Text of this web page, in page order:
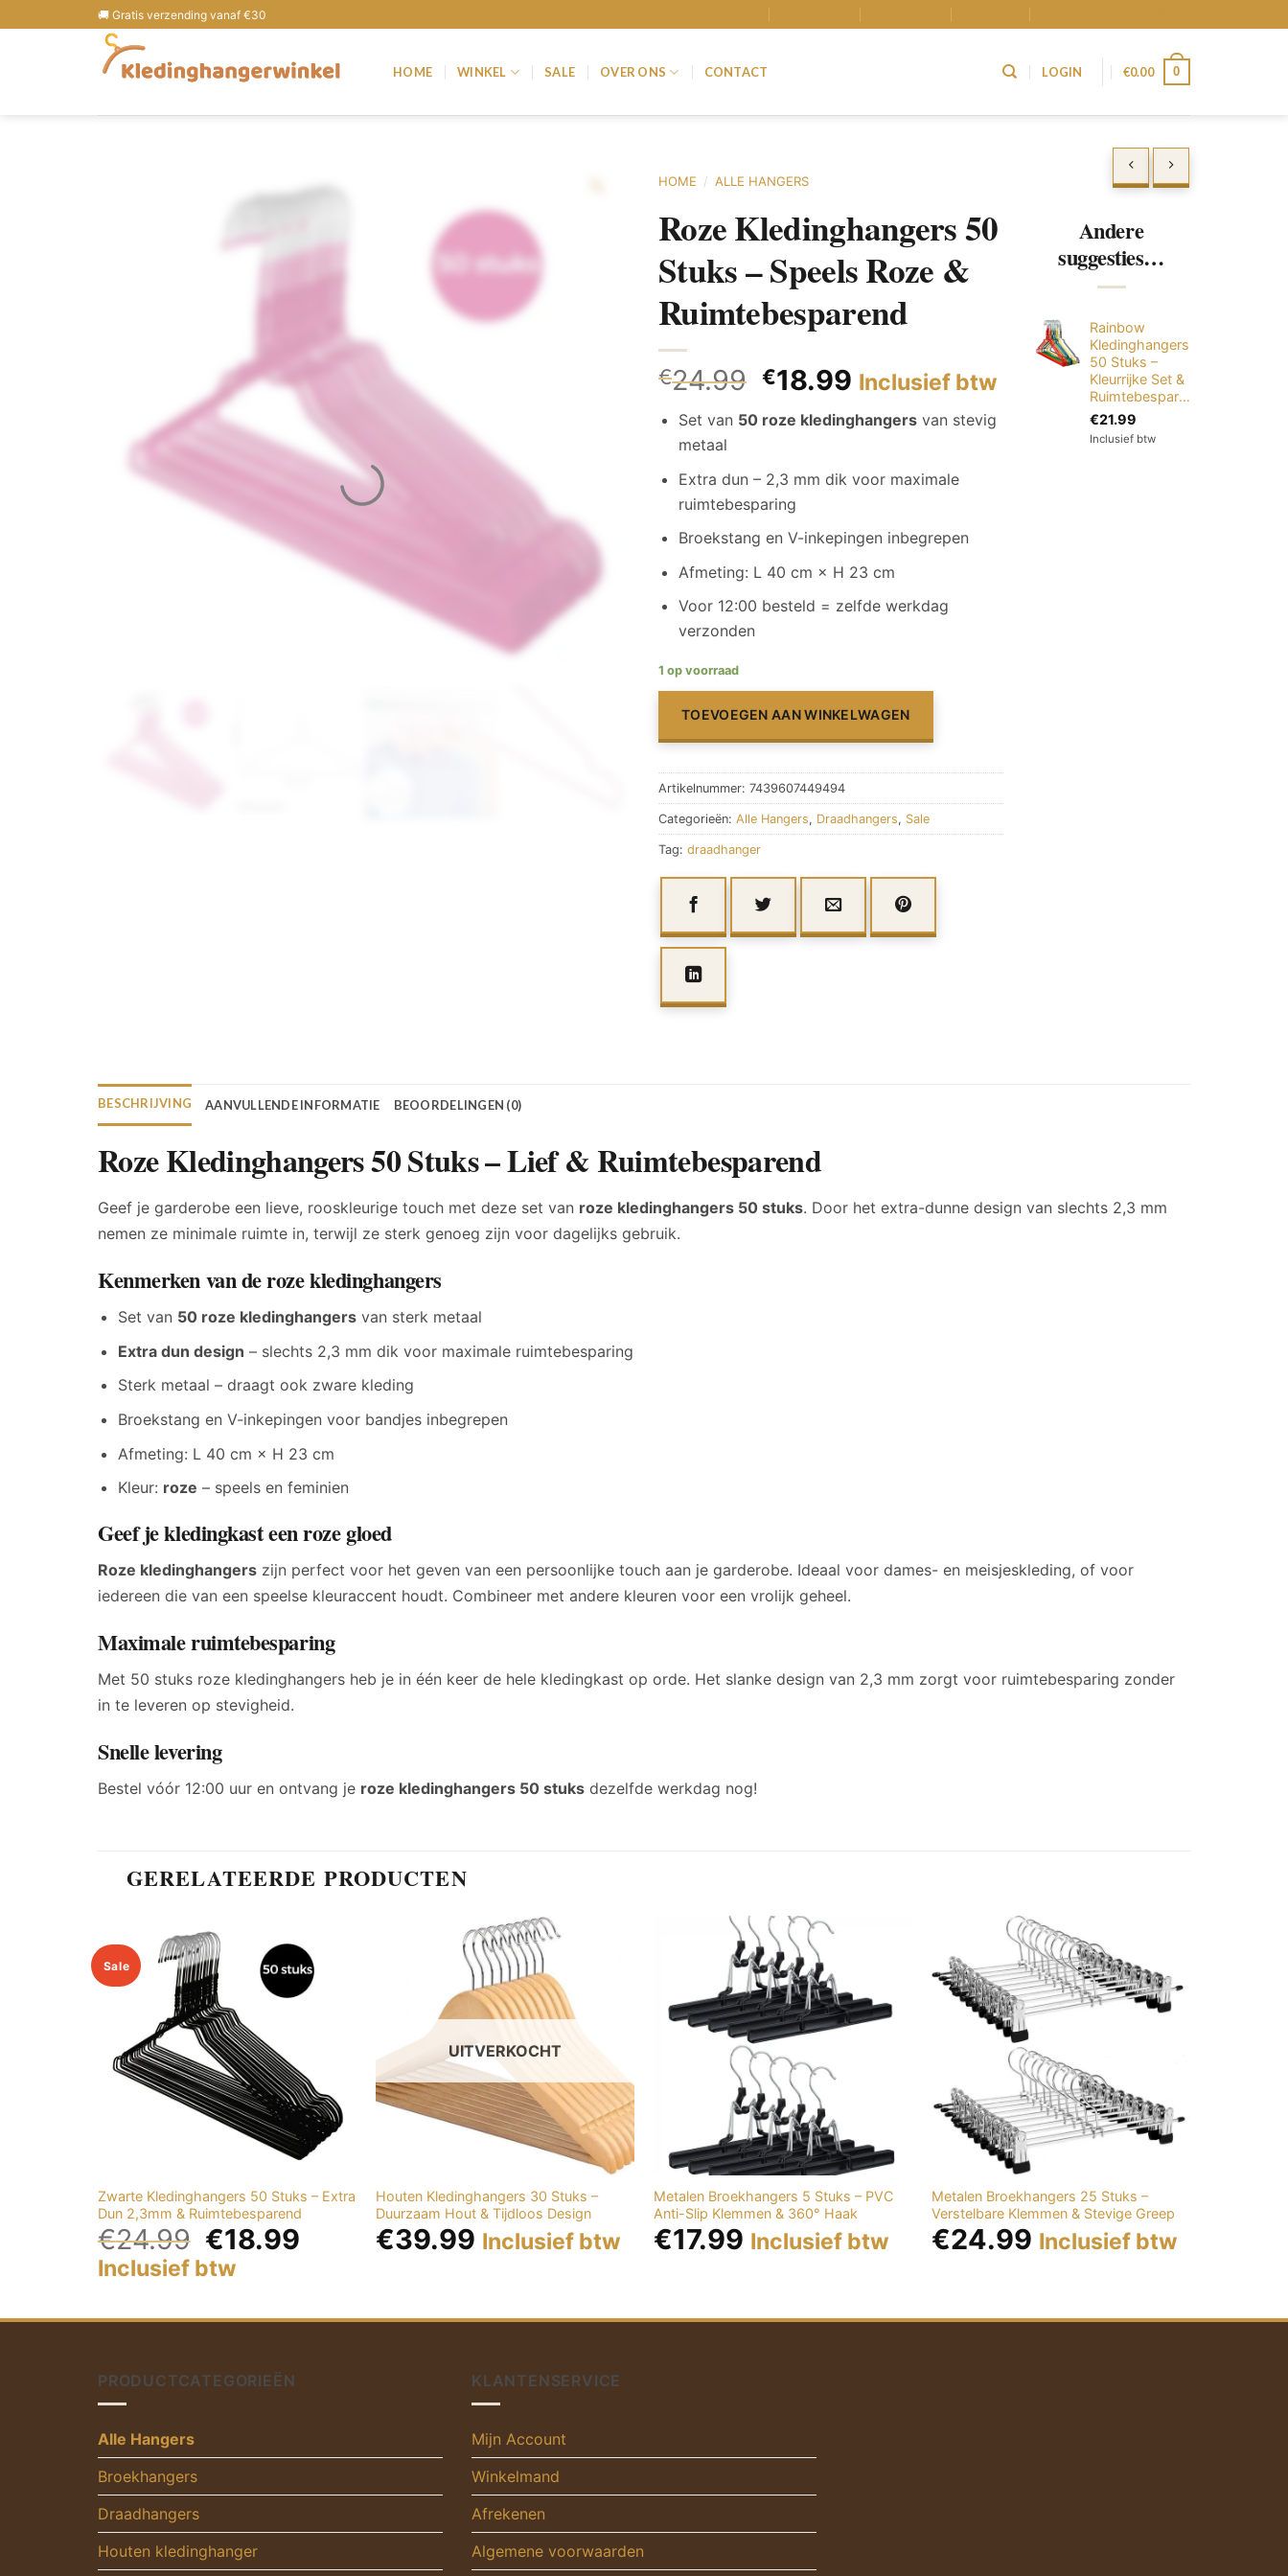
🚚 Gratis verzending vanaf €30
HOME WINKEL SALE OVER ONS CONTACT LOGIN €0.00 0
HOME / ALLE HANGERS
Roze Kledinghangers 50
Stuks – Speels Roze &
Ruimtebesparend
€24.99 €18.99 Inclusief btw
Set van 50 roze kledinghangersvan stevig
metaal
Extra dun – 2,3 mm dik voor maximale
ruimtebesparing
Broekstang en V-inkepingen inbegrepen
Afmeting: L 40 cm × H 23 cm
Voor 12:00 besteld = zelfde werkdag
verzonden
1 op voorraad
TOEVOEGEN AAN WINKELWAGEN
Artikelnummer: 7439607449494
Categorieën: Alle Hangers, Draadhangers, Sale
Tag: draadhanger
Andere
suggesties…
Rainbow
Kledinghangers
50 Stuks –
Kleurrijke Set &
Ruimtebesparend
€21.99
Inclusief btw
BESCHRIJVING AANVULLENDE INFORMATIE BEOORDELINGEN (0)
Roze Kledinghangers 50 Stuks – Lief & Ruimtebesparend
Geef je garderobe een lieve, rooskleurige touch met deze set van roze kledinghangers 50 stuks. Door het extra-dunne design van slechts 2,3 mm
nemen ze minimale ruimte in, terwijl ze sterk genoeg zijn voor dagelijks gebruik.
Kenmerken van de roze kledinghangers
Set van 50 roze kledinghangersvan sterk metaal
Extra dun design – slechts 2,3 mm dik voor maximale ruimtebesparing
Sterk metaal – draagt ook zware kleding
Broekstang en V-inkepingen voor bandjes inbegrepen
Afmeting: L 40 cm × H 23 cm
Kleur: roze – speels en feminien
Geef je kledingkast een roze gloed
Roze kledinghangers zijn perfect voor het geven van een persoonlijke touch aan je garderobe. Ideaal voor dames- en meisjeskleding, of voor
iedereen die van een speelse kleuraccent houdt. Combineer met andere kleuren voor een vrolijk geheel.
Maximale ruimtebesparing
Met 50 stuks roze kledinghangers heb je in één keer de hele kledingkast op orde. Het slanke design van 2,3 mm zorgt voor ruimtebesparing zonder
in te leveren op stevigheid.
Snelle levering
Bestel vóór 12:00 uur en ontvang je roze kledinghangers 50 stuks dezelfde werkdag nog!
GERELATEERDE PRODUCTEN
Sale
Add to
Zwarte Kledinghangers 50 Stuks – Extra
Dun 2,3mm & Ruimtebesparend
€24.99 €18.99
Inclusief btw
UITVERKOCHT
Houten Kledinghangers 30 Stuks –
Duurzaam Hout & Tijdloos Design
€39.99 Inclusief btw
Add to
wishlist
Metalen Broekhangers 5 Stuks – PVC
Anti-Slip Klemmen & 360° Haak
€17.99 Inclusief btw
Add to
wishlist
Metalen Broekhangers 25 Stuks –
Verstelbare Klemmen & Stevige Greep
€24.99 Inclusief btw
PRODUCTCATEGORIEËN
Alle Hangers
Broekhangers
Draadhangers
Houten kledinghanger
KLANTENSERVICE
Mijn Account
Winkelmand
Afrekenen
Algemene voorwaarden